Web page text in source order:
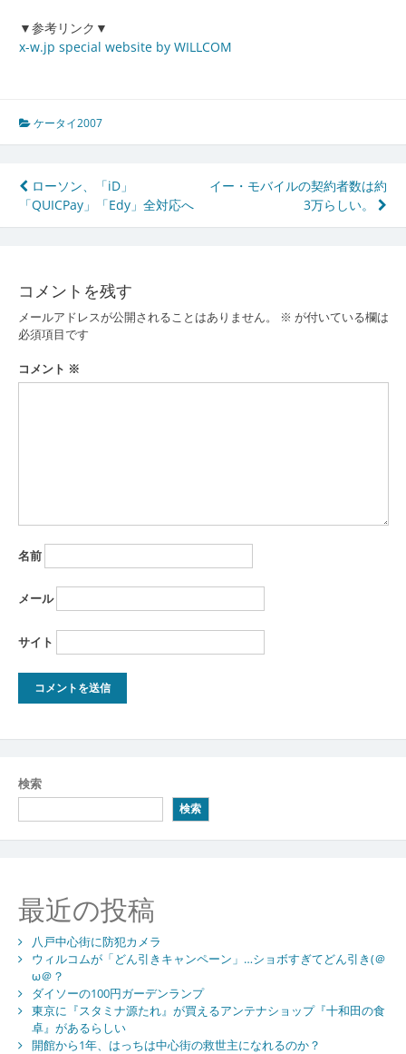
▼参考リンク▼
x-w.jp special website by WILLCOM
ケータイ2007
投
稿
ビ
ゲ
ー
シ
ローソン、「iD」
「QUICPay」「Edy」全対応へ
イー・モバイルの契約者数は約
3万らしい。
コメントを残す
メールアドレスが公開されることはありません。 ※ が付いている欄は
必須項目です
コメント ※
名前
メール
サイト
検索
検索
最近の投稿
八戸中心街に防犯カメラ
ウィルコムが「どん引きキャンペーン」…ショボすぎてどん引き(＠
ω＠？
ダイソーの100円ガーデンランプ
東京に『スタミナ源たれ』が買えるアンテナショップ『十和田の食
卓』があるらしい
開館から1年、はっちは中心街の救世主になれるのか？